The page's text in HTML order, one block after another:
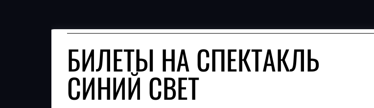
БИЛЕТЫ НА СПЕКТАКЛЬ
СИНИЙ СВЕТ